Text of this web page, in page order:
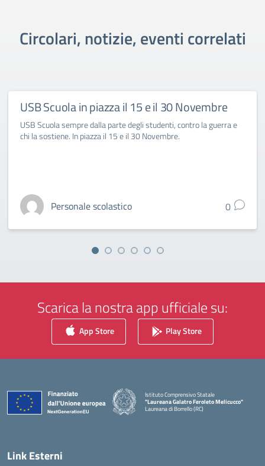
Circolari, notizie, eventi correlati
USB Scuola in piazza il 15 e il 30 Novembre
USB Scuola sempre dalla parte degli studenti, contro la guerra e
chi la sostiene. In piazza il 15 e il 30 Novembre.
Personale scolastico 0
Scarica la nostra app ufficiale su:
App Store Play Store
Istituto Comprensivo Statale
"Laureana Galatro Feroleto Melicucco"
Laureana di Borrello (RC)
Link Esterni